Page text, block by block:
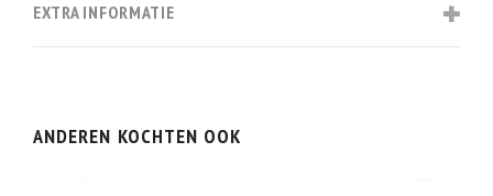
EXTRA INFORMATIE
ANDEREN KOCHTEN OOK